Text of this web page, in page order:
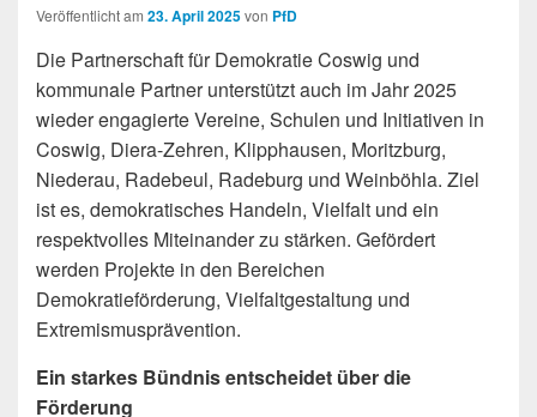
Veröffentlicht am 23. April 2025von PfD
Die Partnerschaft für Demokratie Coswig und
kommunale Partner unterstützt auch im Jahr 2025
wieder engagierte Vereine, Schulen und Initiativen in
Coswig, Diera-Zehren, Klipphausen, Moritzburg,
Niederau, Radebeul, Radeburg und Weinböhla. Ziel
ist es, demokratisches Handeln, Vielfalt und ein
respektvolles Miteinander zu stärken. Gefördert
werden Projekte in den Bereichen
Demokratieförderung, Vielfaltgestaltung und
Extremismusprävention.
Ein starkes Bündnis entscheidet über die
Förderung